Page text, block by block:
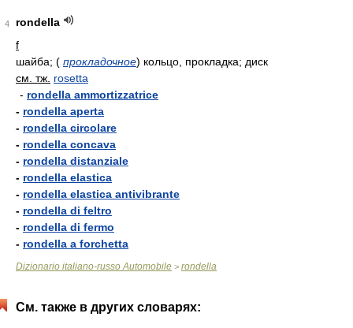
4
rondella
f
шайба; ( прокладочное) кольцо, прокладка; диск
см. тж. rosetta
- rondella ammortizzatrice
- rondella aperta
- rondella circolare
- rondella concava
- rondella distanziale
- rondella elastica
- rondella elastica antivibrante
- rondella di feltro
- rondella di fermo
- rondella a forchetta
Dizionario italiano-russo Automobile > rondella
См. также в других словарях: